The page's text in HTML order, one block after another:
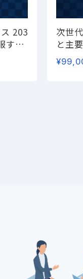
203
する
次世
と主
社―
連携
¥